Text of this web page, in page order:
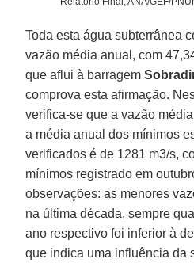
Toda esta água subterrânea
vazão média anual, com
que aflui à barragem
comprova esta afirmação.
verifica-se que a vazão
a média anual dos mínimos
verificados é de 1281 m3/s,
mínimos registrado em
observações: as menores
na última década, sempre
ano respectivo foi inferior à
que indica uma influência da